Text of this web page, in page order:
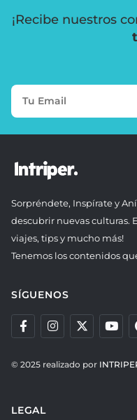
¡Recibe nuestros
Sorpréndete, Inspírate y
descubrir nuevas culturas.
viajes, tips y mucho más!
Tenemos los contenidos
SÍGUENOS
© 2025 realizado por
LEGAL